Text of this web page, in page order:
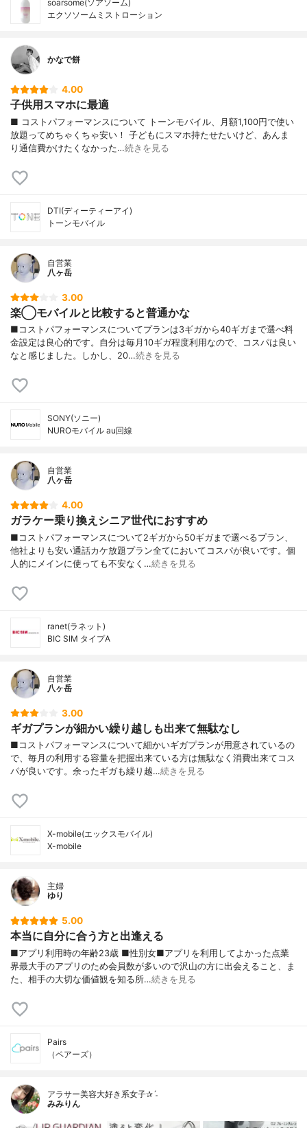
soarsome(ソアソーム)
エクソソームミストローション
かなで餅
4.00
子供用スマホに最適
■ コストパフォーマンスについて トーンモバイル、月額1,100円で使い
放題ってめちゃくちゃ安い！ 子どもにスマホ持たせたいけど、あんま
り通信費かけたくなかった…続きを見る
DTI(ディーティーアイ)
トーンモバイル
自営業
八ヶ岳
3.00
楽◯モバイルと比較すると普通かな
■コストパフォーマンスについてプランは3ギガから40ギガまで選べ料
金設定は良心的です。自分は毎月10ギガ程度利用なので、コスパは良い
なと感じました。しかし、20…続きを見る
SONY(ソニー)
NUROモバイル au回線
自営業
八ヶ岳
4.00
ガラケー乗り換えシニア世代におすすめ
■コストパフォーマンスについて2ギガから50ギガまで選べるプラン、
他社よりも安い通話カケ放題プラン全てにおいてコスパが良いです。個
人的にメインに使っても不安なく…続きを見る
ranet(ラネット)
BIC SIM タイプA
自営業
八ヶ岳
3.00
ギガプランが細かい繰り越しも出来て無駄なし
■コストパフォーマンスについて細かいギガプランが用意されているの
で、毎月の利用する容量を把握出来ている方は無駄なく消費出来てコス
パが良いです。余ったギガも繰り越…続きを見る
X-mobile(エックスモバイル)
X-mobile
主婦
ゆり
5.00
本当に自分に合う方と出逢える
■アプリ利用時の年齢23歳 ■性別女■アプリを利用してよかった点業
界最大手のアプリのため会員数が多いので沢山の方に出会えること、ま
た、相手の大切な価値観を知る所…続きを見る
Pairs
（ペアーズ）
アラサー美容大好き系女子✰ˊ˗
みみりん